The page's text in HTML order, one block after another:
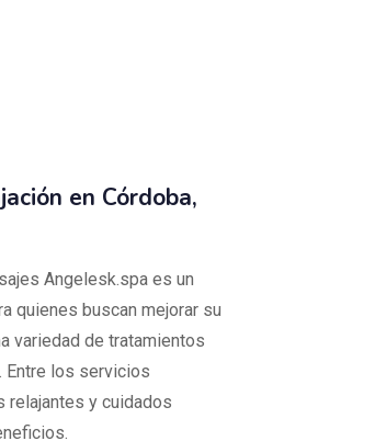
en Córdoba,
Angelesk.spa es un
quienes buscan mejorar su
variedad de tratamientos
Entre los servicios
relajantes y cuidados